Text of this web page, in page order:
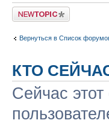
Новая тема
Вернуться в Список
КТО
Сейчас